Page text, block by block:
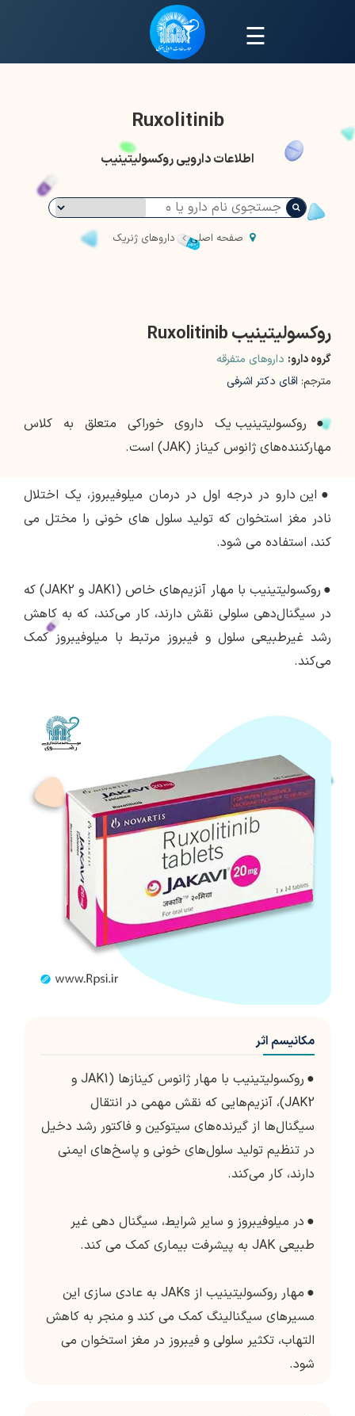
☰
Ruxolitinib
اطلاعات دارویی روکسولیتینیب
صفحه اصلی داروهای ژنریک
روکسولیتینیب Ruxolitinib
گروه دارو: داروهای متفرقه
مترجم: اقای دکتر اشرفی
● روکسولیتینیب یک داروی خوراکی متعلق به کلاس
مهارکننده‌های ژانوس کیناز (JAK) است.
● این دارو در درجه اول در درمان میلوفیبروز، یک اختلال
نادر مغز استخوان که تولید سلول های خونی را مختل می
کند، استفاده می شود.
●
روکسولیتینیب با مهار آنزیم‌های خاص (JAK1 و JAK2) که
در سیگنال‌دهی سلولی نقش دارند، کار می‌کند، که به کاهش
رشد غیرطبیعی سلول و فیبروز مرتبط با میلوفیبروز کمک
می‌کند.
مکانیسم اثر
●
روکسولیتینیب با مهار ژانوس کینازها (JAK1 و
JAK2)، آنزیم‌هایی که نقش مهمی در انتقال
سیگنال‌ها از گیرنده‌های سیتوکین و فاکتور رشد دخیل
در تنظیم تولید سلول‌های خونی و پاسخ‌های ایمنی
دارند، کار می‌کند.
● در میلوفیبروز و سایر شرایط، سیگنال دهی غیر
طبیعی JAK به پیشرفت بیماری کمک می کند.
●
مهار روکسولیتینیب از JAKs به عادی سازی این
مسیرهای سیگنالینگ کمک می کند و منجر به کاهش
التهاب، تکثیر سلولی و فیبروز در مغز استخوان می
شود.